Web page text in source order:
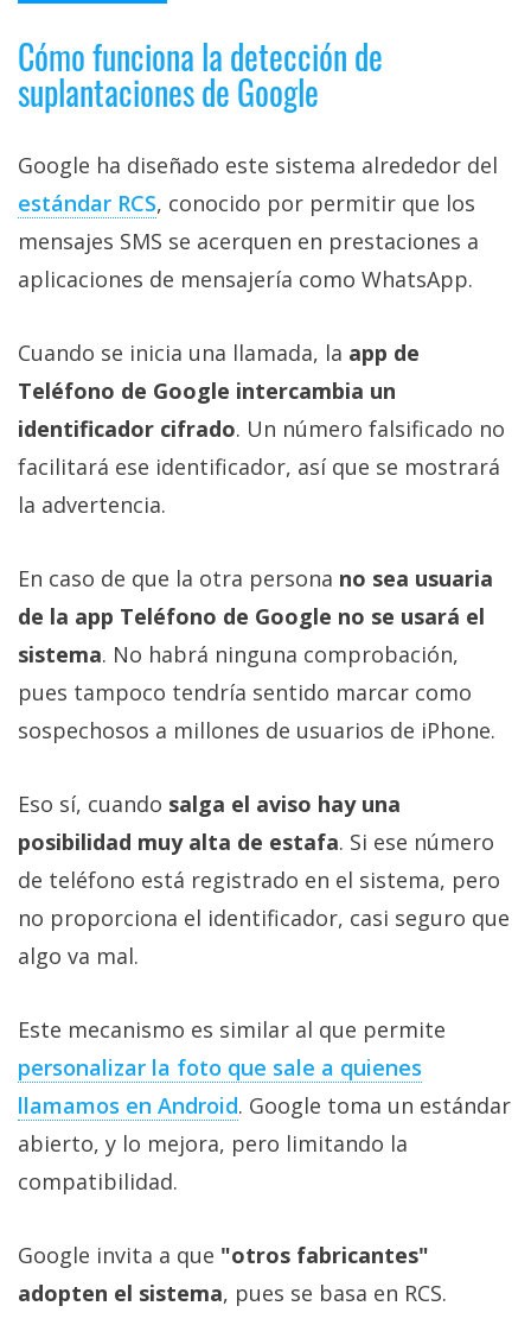
Cómo funciona la detección de
suplantaciones de Google
Google ha diseñado este sistema alrededor del
estándar RCS‎, conocido por permitir que los
mensajes SMS se acerquen en prestaciones a
aplicaciones de mensajería como WhatsApp.
Cuando se inicia una llamada, la app de
Teléfono de Google intercambia un
identificador cifrado. Un número falsificado no
facilitará ese identificador, así que se mostrará
la advertencia.
En caso de que la otra persona no sea usuaria
de la app Teléfono de Google no se usará el
sistema. No habrá ninguna comprobación,
pues tampoco tendría sentido marcar como
sospechosos a millones de usuarios de iPhone.
Eso sí, cuando salga el aviso hay una
posibilidad muy alta de estafa. Si ese número
de teléfono está registrado en el sistema, pero
no proporciona el identificador, casi seguro que
algo va mal.
Este mecanismo es similar al que permite
personalizar la foto que sale a quienes
llamamos en Android. Google toma un estándar
abierto, y lo mejora, pero limitando la
compatibilidad.
Google invita a que "otros fabricantes"
adopten el sistema, pues se basa en RCS.